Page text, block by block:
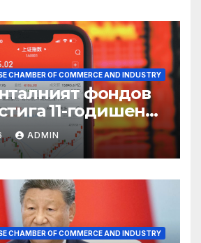
CHAMBER OF COMMERCE AND INDUSTRY
фондов
11-годишен
ADMIN
CHAMBER OF COMMERCE AND INDUSTRY